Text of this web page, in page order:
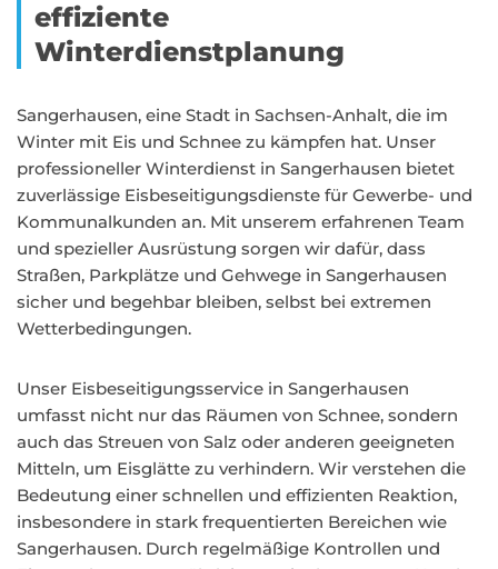
effiziente
Winterdienstplanung
Sangerhausen, eine Stadt in Sachsen-Anhalt, die im
Winter mit Eis und Schnee zu kämpfen hat. Unser
professioneller Winterdienst in Sangerhausen bietet
zuverlässige Eisbeseitigungsdienste für Gewerbe- und
Kommunalkunden an. Mit unserem erfahrenen Team
und spezieller Ausrüstung sorgen wir dafür, dass
Straßen, Parkplätze und Gehwege in Sangerhausen
sicher und begehbar bleiben, selbst bei extremen
Wetterbedingungen.
Unser Eisbeseitigungsservice in Sangerhausen
umfasst nicht nur das Räumen von Schnee, sondern
auch das Streuen von Salz oder anderen geeigneten
Mitteln, um Eisglätte zu verhindern. Wir verstehen die
Bedeutung einer schnellen und effizienten Reaktion,
insbesondere in stark frequentierten Bereichen wie
Sangerhausen. Durch regelmäßige Kontrollen und